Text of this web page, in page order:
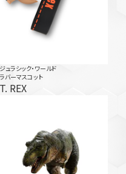
ジュラシック・ワールド
ラバーマスコット
T. REX